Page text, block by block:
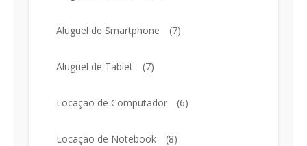
Aluguel de Smartphone (7)
Aluguel de Tablet (7)
Locação de Computador (6)
Locação de Notebook (8)